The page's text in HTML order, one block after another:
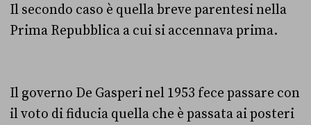
Il secondo caso è quella breve parentesi nella
Prima Repubblica a cui si accennava prima.
Il governo De Gasperi nel 1953 fece passare con
il voto di fiducia quella che è passata ai posteri